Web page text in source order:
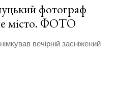
фотограф
місто. ФОТО
вечірній засніжений